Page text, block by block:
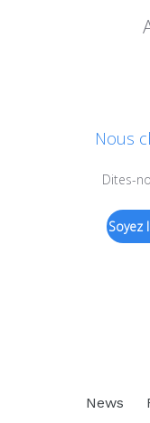
Nous
Dites-
Soyez
News